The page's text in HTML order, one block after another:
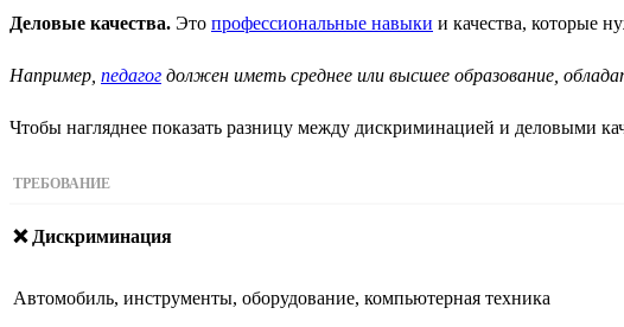
Деловые качества. Это профессиональные навыки и качества, которые
Например, педагог должен иметь среднее или высшее образование,
Чтобы нагляднее показать разницу между дискриминацией и деловыми
ТРЕБОВАНИЕ
❌ Дискриминация
Автомобиль, инструменты, оборудование, компьютерная техника